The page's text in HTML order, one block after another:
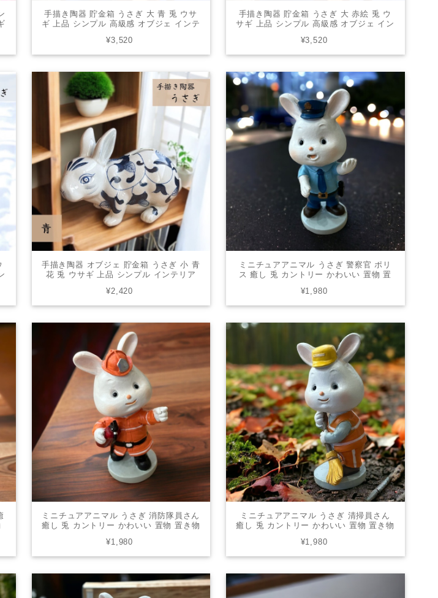
手描き陶器 貯金箱 うさぎ 大 青 兎 ウサ
ギ 上品 シンプル 高級感 オブジェ インテ
¥3,520
手描き陶器 貯金箱 うさぎ 大 赤絵 兎 ウ
サギ 上品 シンプル 高級感 オブジェ イン
¥3,520
手描き陶器 オブジェ 貯金箱 うさぎ 小 青
花 兎 ウサギ 上品 シンプル インテリア
¥2,420
ミニチュアアニマル うさぎ 警察官 ポリ
ス 癒し 兎 カントリー かわいい 置物 置
¥1,980
ミニチュアアニマル うさぎ 消防隊員さん
癒し 兎 カントリー かわいい 置物 置き物
¥1,980
ミニチュアアニマル うさぎ 清掃員さん
癒し 兎 カントリー かわいい 置物 置き物
¥1,980